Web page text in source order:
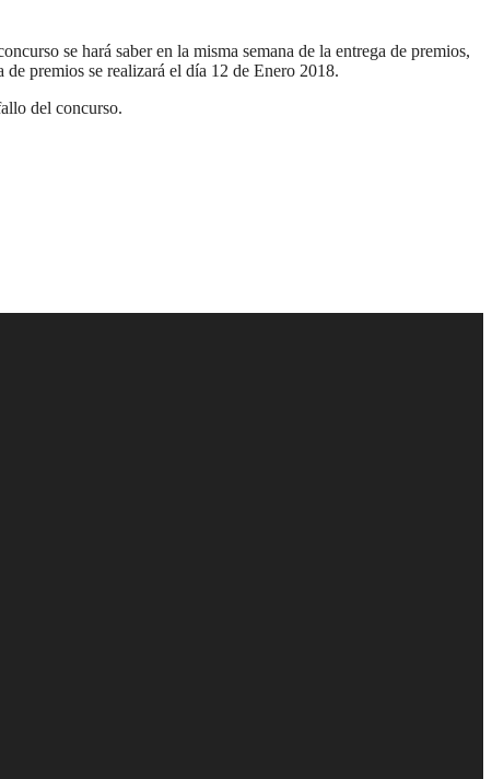
se hará saber en la misma semana de la entrega de premios,
premios se realizará el día 12 de Enero 2018.
del concurso.